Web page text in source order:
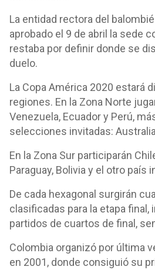
La entidad rectora del
aprobado el 9 de abril la sede
restaba por definir donde se
duelo.
La Copa América 2020 estará
regiones. En la Zona Norte
Venezuela, Ecuador y Perú,
selecciones invitadas:
En la Zona Sur participarán
Paraguay, Bolivia y el otro país
De cada hexagonal surgirán
clasificadas para la etapa final,
partidos de cuartos de final,
Colombia organizó por última
en 2001, donde consiguió su